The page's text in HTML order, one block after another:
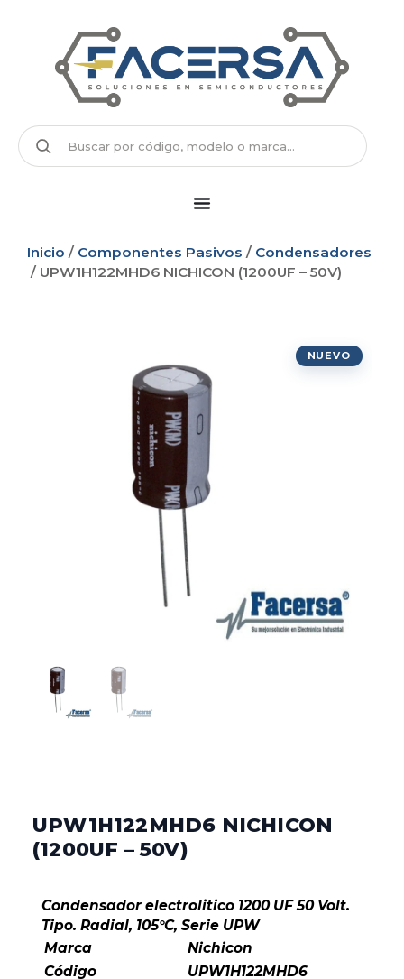
Inicio / Componentes Pasivos / Condensadores
/ UPW1H122MHD6 NICHICON (1200UF – 50V)
UPW1H122MHD6 NICHICON
(1200UF – 50V)
Condensador electrolitico 1200 UF 50 Volt.
Tipo. Radial, 105°C, Serie UPW
Marca
Nichicon
Código
UPW1H122MHD6